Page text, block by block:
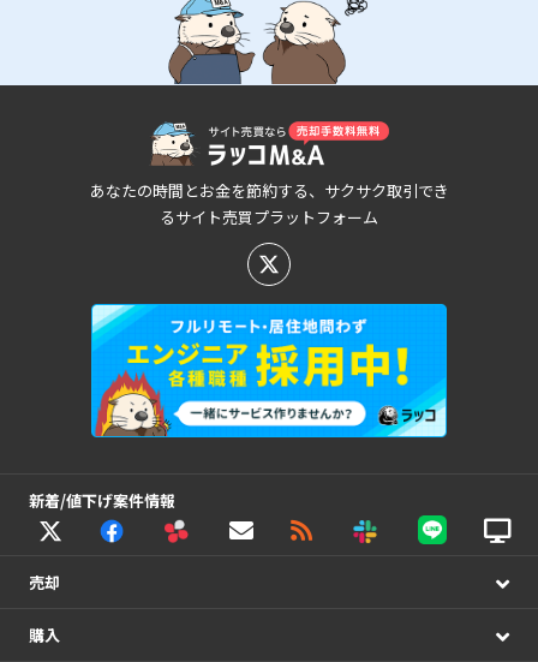
あなたの時間とお金を節約する、サクサク取引でき
るサイト売買プラットフォーム
新着/値下げ案件情報
売却
購入